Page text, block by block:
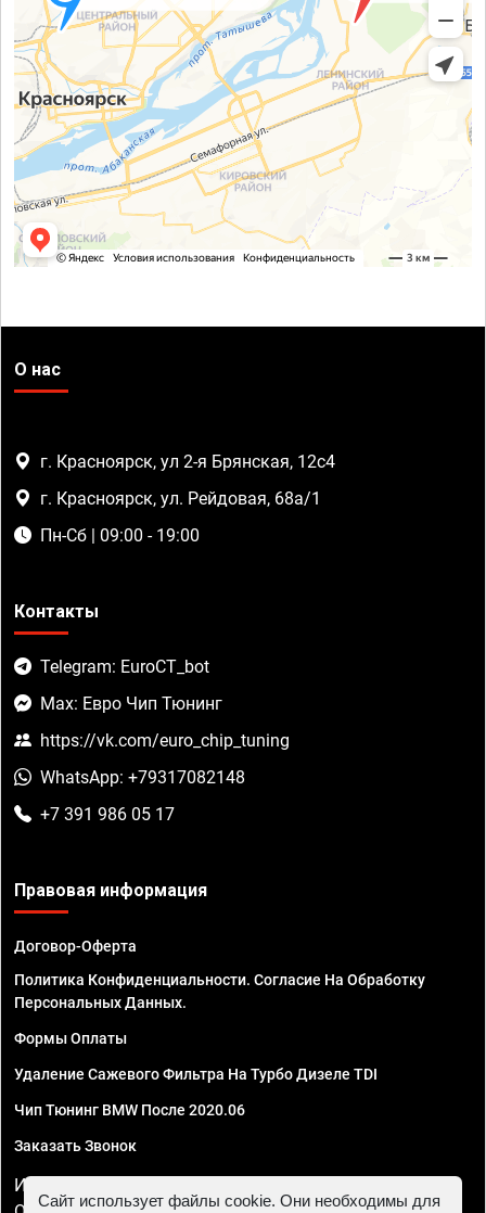
О нас
г. Красноярск, ул 2-я Брянская, 12с4
г. Красноярск, ул. Рейдовая, 68а/1
Пн-Сб | 09:00 - 19:00
Контакты
Telegram: EuroCT_bot
Max: Евро Чип Тюнинг
https://vk.com/euro_chip_tuning
WhatsApp: +79317082148
+7 391 986 05 17
Правовая информация
Договор-Оферта
Политика Конфиденциальности. Согласие На Обработку
Персональных Данных.
Формы Оплаты
Удаление Сажевого Фильтра На Турбо Дизеле TDI
Чип Тюнинг BMW После 2020.06
Заказать Звонок
ИП Смирнов Георгий Павлович. ИНН 781302555843,
Сайт использует файлы cookie. Они необходимы для